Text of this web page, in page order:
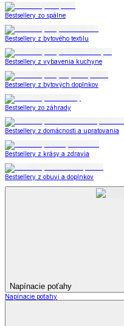
Bestsellery zo spálne
Bestsellery z bytového textilu
Bestsellery z vybavenia kuchyne
Bestsellery z bytových doplnkov
Bestsellery zo záhrady
Bestsellery z domácnosti a upratovania
Bestsellery z krásy a zdravia
Bestsellery z obuvi a doplnkov
Napínacie poťahy
Napínacie poťahy